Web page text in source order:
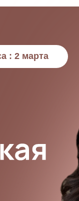
: 2 марта